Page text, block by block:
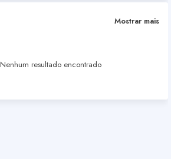
Mostrar mais
Nenhum resultado encontrado